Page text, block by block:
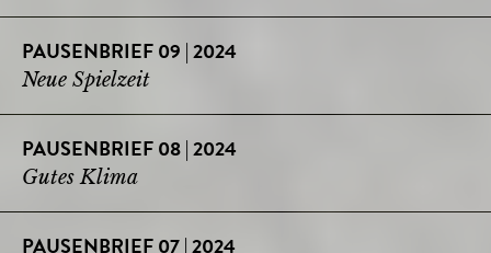
PAUSENBRIEF 09 | 2024
Neue Spielzeit
PAUSENBRIEF 08 | 2024
Gutes Klima
PAUSENBRIEF 07 | 2024